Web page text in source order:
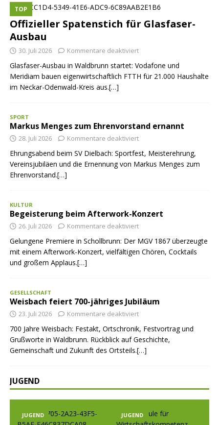
Offizieller Spatenstich für Glasfaser-
Ausbau
TOP
30. Juli 2026 Kommentare deaktiviert
Glasfaser-Ausbau in Waldbrunn startet: Vodafone und
Meridiam bauen eigenwirtschaftlich FTTH für 21.000 Haushalte
im Neckar-Odenwald-Kreis aus.[…]
SPORT
Markus Menges zum Ehrenvorstand ernannt
28. Juli 2026 Kommentare deaktiviert
Ehrungsabend beim SV Dielbach: Sportfest, Meisterehrung,
Vereinsjubiläen und die Ernennung von Markus Menges zum
Ehrenvorstand.[…]
KULTUR
Begeisterung beim Afterwork-Konzert
26. Juli 2026 Kommentare deaktiviert
Gelungene Premiere in Schollbrunn: Der MGV 1867 überzeugte
mit einem Afterwork-Konzert, vielfältigen Chören, Cocktails
und großem Applaus.[…]
GESELLSCHAFT
Weisbach feiert 700-jähriges Jubiläum
23. Juli 2026 Kommentare deaktiviert
700 Jahre Weisbach: Festakt, Ortschronik, Festvortrag und
Grußworte in Waldbrunn. Rückblick auf Geschichte,
Gemeinschaft und Zukunft des Ortsteils.[…]
JUGEND
JUGEND JUGEND